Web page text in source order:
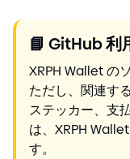
📘 GitHub 利
XRPH Wallet の
ただし、関連す
ステッカー、支
は、XRPH
す。